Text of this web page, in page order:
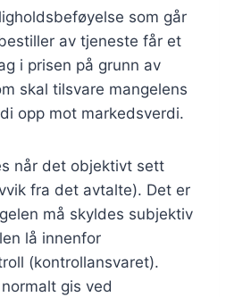
som går
av tjeneste får et
i prisen på grunn av
skal tilsvare mangelens
opp mot markedsverdi.
når det objektivt sett
fra det avtalte). Det er
må skyldes subjektiv
lå innenfor
(kontrollansvaret).
gis ved